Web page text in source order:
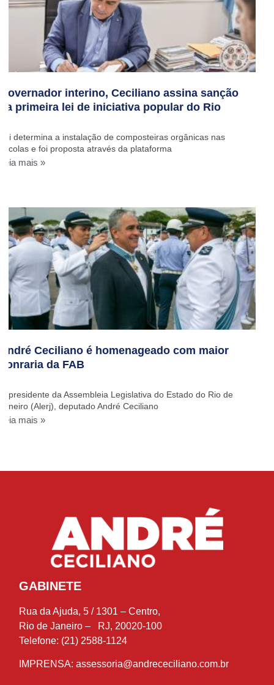
Governador interino, Ceciliano assina sanção
da primeira lei de iniciativa popular do Rio
Lei determina a instalação de composteiras orgânicas nas
escolas e foi proposta através da plataforma
Leia mais »
André Ceciliano é homenageado com maior
honraria da FAB
O presidente da Assembleia Legislativa do Estado do Rio de
Janeiro (Alerj), deputado André Ceciliano
Leia mais »
GABINETE
Rua da Ajuda, 5 / 1301 – Centro,
Rio de Janeiro – RJ, 20020-100
Telefone: (21) 2588-1124
IMPRENSA: assessoria@andrececiliano.com.br